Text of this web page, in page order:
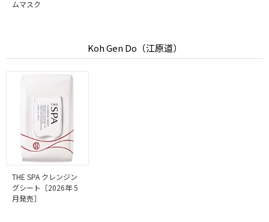
ムマスク
Koh Gen Do（江原道）
THE SPA クレンジン
グシート［2026年 5
月発売］